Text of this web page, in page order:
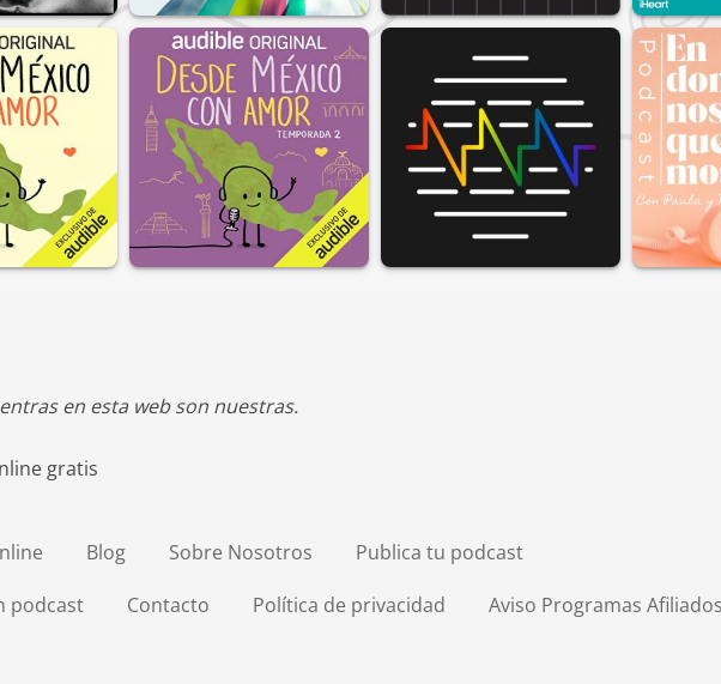
en esta web son nuestras.
gratis
Blog Sobre Nosotros
Publica tu podcast
podcast
Contacto Política de privacidad Aviso Programas Afiliados